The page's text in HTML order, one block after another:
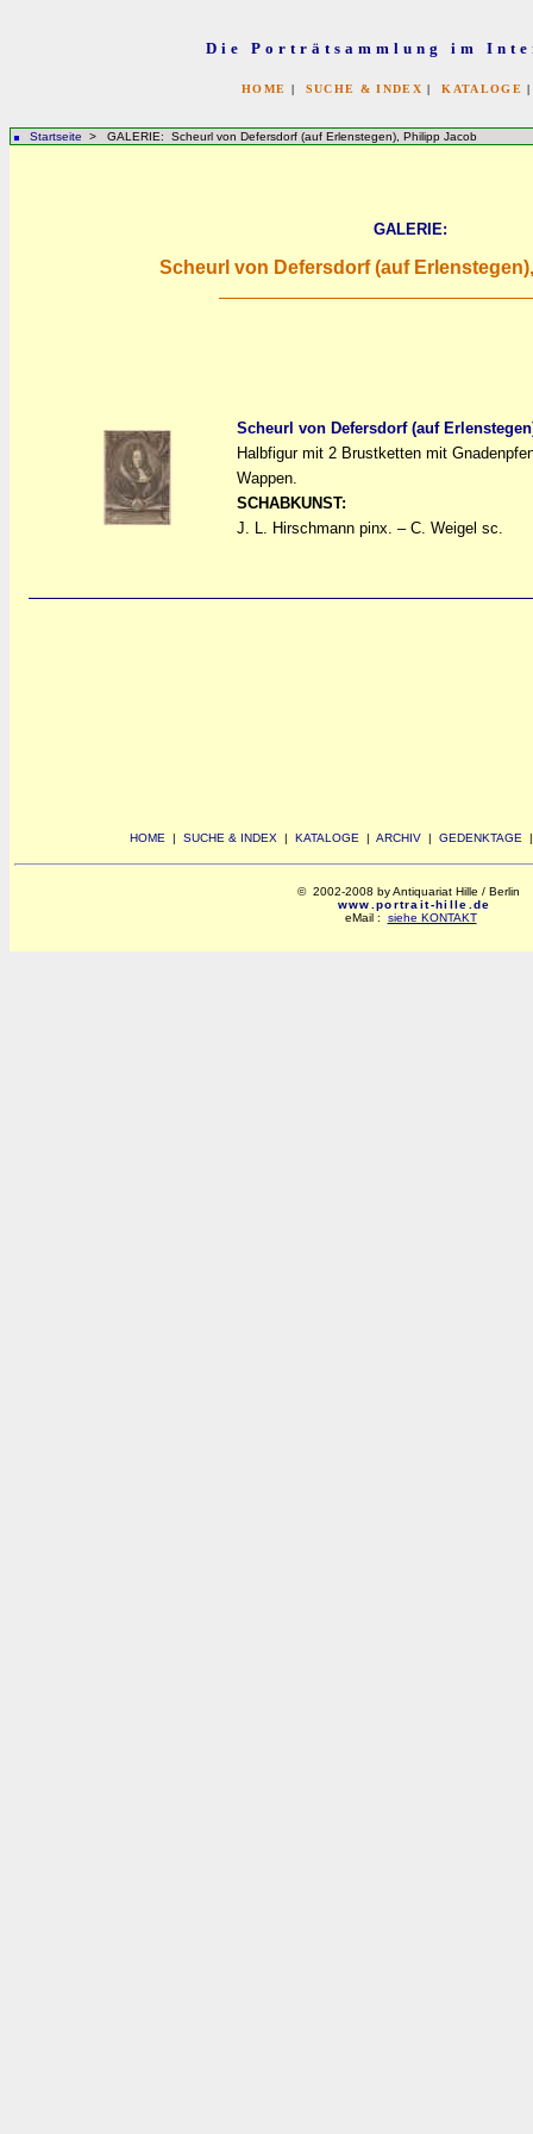
Die Porträtsammlung im
HOME | SUCHE & INDEX |KATALOGE
Startseite > GALERIE: Scheurl von Defersdorf (auf Erlenstegen), Philipp Jacob
GALERIE:
Scheurl von Defersdorf (auf
Scheurl von Defersdorf (auf
Halbfigur mit 2 Brustketten mit
Wappen.
SCHABKUNST:
J. L. Hirschmann pinx. – C. Weigel sc.
HOME | SUCHE & INDEX | KATALOGE | ARCHIV | GEDENKTAGE
© 2002-2008 by Antiquariat Hille / Berlin
www.portrait-hille.de
eMail : siehe KONTAKT